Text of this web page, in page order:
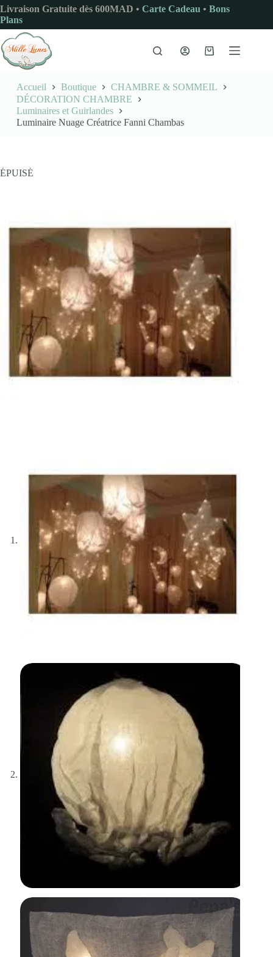
Passer
au
contenu
Livraison Gratuite dès 600MAD • Carte Cadeau • Bons
Plans
Panier
Accueil Boutique
CHAMBRE & SOMMEIL
DÉCORATION CHAMBRE
Luminaires et Guirlandes
Luminaire Nuage Créatrice Fanni Chambas
ÉPUISÉ